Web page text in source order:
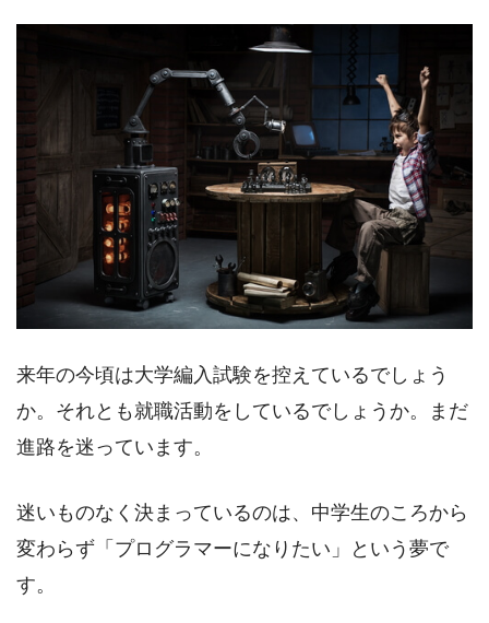
来年の今頃は大学編入試験を控えているでしょう
か。それとも就職活動をしているでしょうか。まだ
進路を迷っています。
迷いものなく決まっているのは、中学生のころから
変わらず「プログラマーになりたい」という夢で
す。